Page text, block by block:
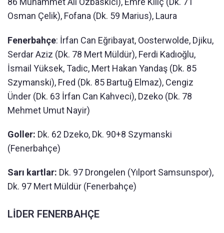
Osman Çelik), Fofana (Dk. 59 Marius), Laura
Fenerbahçe: İrfan Can Eğribayat, Oosterwolde, Djiku,
Serdar Aziz (Dk. 78 Mert Müldür), Ferdi Kadıoğlu,
İsmail Yüksek, Tadic, Mert Hakan Yandaş (Dk. 85
Szymanski), Fred (Dk. 85 Bartuğ Elmaz), Cengiz
Ünder (Dk. 63 İrfan Can Kahveci), Dzeko (Dk. 78
Mehmet Umut Nayir)
Goller: Dk. 62 Dzeko, Dk. 90+8 Szymanski
(Fenerbahçe)
Sarı kartlar: Dk. 97 Drongelen (Yılport Samsunspor),
Dk. 97 Mert Müldür (Fenerbahçe)
LİDER FENERBAHÇE